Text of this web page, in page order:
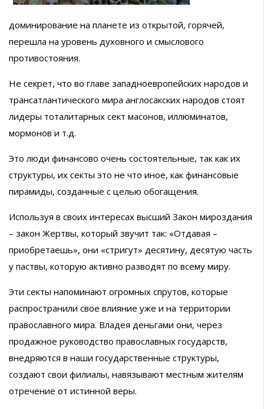
доминирование на планете из открытой, горячей,
перешла на уровень духовного и смыслового
противостояния.
Не секрет, что во главе западноевропейских народов и
трансатлантического мира англосакских народов стоят
лидеры тоталитарных сект масонов, иллюминатов,
мормонов и т.д.
Это люди финансово очень состоятельные, так как их
структуры, их секты это не что иное, как финансовые
пирамиды, созданные с целью обогащения.
Используя в своих интересах высший Закон мироздания
– закон Жертвы, который звучит так: «Отдавая –
приобретаешь», они «стригут» десятину, десятую часть
у паствы, которую активно разводят по всему миру.
Эти секты напоминают огромных спрутов, которые
распространили свое влияние уже и на территории
православного мира. Владея деньгами они, через
продажное руководство православных государств,
внедряются в наши государственные структуры,
создают свои филиалы, навязывают местным жителям
отречение от истинной веры.